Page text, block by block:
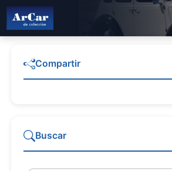
Compartir
Buscar